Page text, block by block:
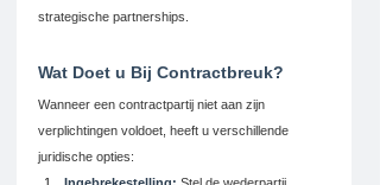
strategische partnerships.
Wat Doet u Bij Contractbreuk?
Wanneer een contractpartij niet aan zijn
verplichtingen voldoet, heeft u verschillende
juridische opties: